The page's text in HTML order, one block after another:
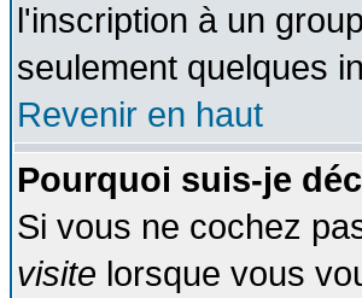
l'inscription à un
seulement quelques
Revenir en haut
Pourquoi suis-je
Si vous ne cochez
visite lorsque vous